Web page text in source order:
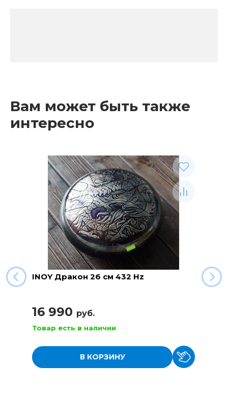
Вам может быть также
интересно
INOY Дракон 26 см 432 Hz
16 990 руб.
Товар есть в наличии
В КОРЗИНУ